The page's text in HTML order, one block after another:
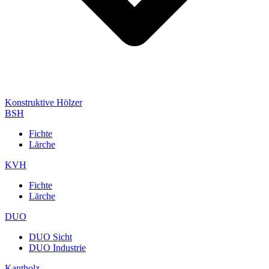
Konstruktive Hölzer
BSH
Fichte
Lärche
KVH
Fichte
Lärche
DUO
DUO Sicht
DUO Industrie